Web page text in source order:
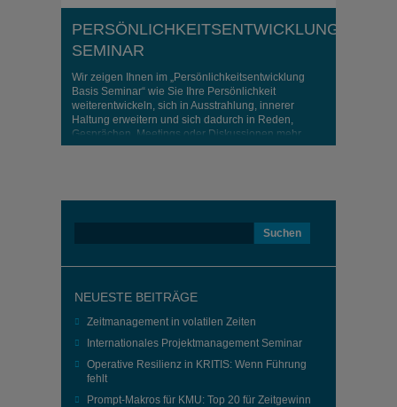
PERSÖNLICHKEITSENTWICKLUNG
SEMINAR
Wir zeigen Ihnen im „Persönlichkeitsentwicklung
Basis Seminar“ wie Sie Ihre Persönlichkeit
weiterentwickeln, sich in Ausstrahlung, innerer
Haltung erweitern und sich dadurch in Reden,
Gesprächen, Meetings oder Diskussionen mehr
einbringen
NEUESTE BEITRÄGE
Zeitmanagement in volatilen Zeiten
Internationales Projektmanagement Seminar
Operative Resilienz in KRITIS: Wenn Führung
fehlt
Prompt-Makros für KMU: Top 20 für Zeitgewinn